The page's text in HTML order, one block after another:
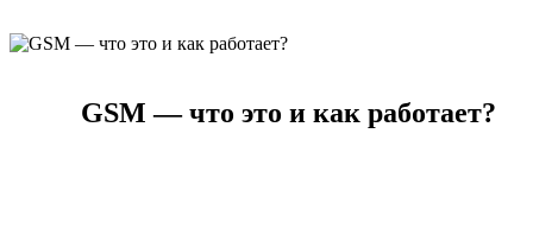
GSM — что это и как работает?